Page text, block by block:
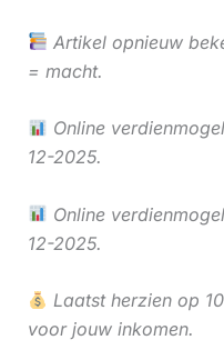
Artikel opnieuw
= macht.
Online
12-2025.
Online
12-2025.
Laatst herzien op
voor jouw inkomen.